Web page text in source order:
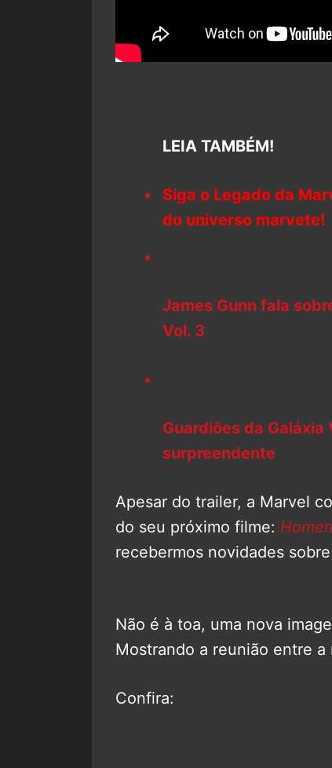
LEIA TAMBÉM!
Siga o Legado da
do universo marvete!
James Gunn fala
Vol. 3
Guardiões da
surpreendente
Apesar do trailer, a Marvel
do seu próximo filme:
recebermos novidades
Não é à toa, uma nova
Mostrando a reunião entre a
Confira: